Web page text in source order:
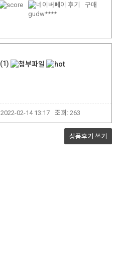
gudw****
구매
(1)
2022-02-14 13:17 조회: 263
상품후기 쓰기